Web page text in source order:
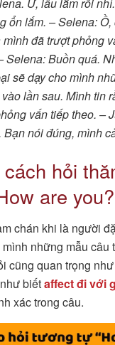
ổn lắm. – Selena:
đã trượt phỏng
Selena: Buồn quá.
sẽ dạy cho mình
lần sau. Mình tin
vấn tiếp theo. –
nói đúng, mình
hỏi
are
chán khi là người
những mẫu câu
cũng quan trọng
biếtaffect đi với
xác trong câu.